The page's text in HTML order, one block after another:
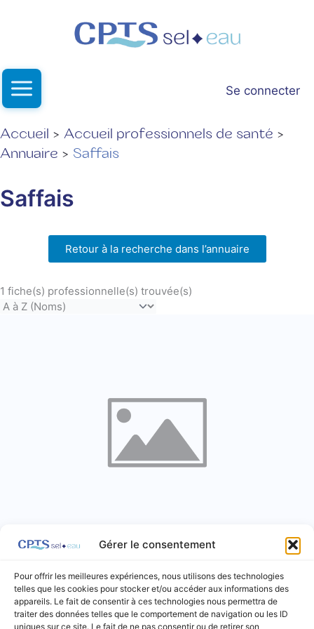
Gérer le consentement
Pour offrir les meilleures expériences, nous utilisons des technologies
telles que les cookies pour stocker et/ou accéder aux informations des
appareils. Le fait de consentir à ces technologies nous permettra de
traiter des données telles que le comportement de navigation ou les ID
uniques sur ce site. Le fait de ne pas consentir ou de retirer son
Se connecter
Accueil
Accueil professionnels de santé
Annuaire
Saffais
Saffais
Retour à la recherche dans l’annuaire
1 fiche(s) professionnelle(s) trouvée(s)
Mairies
Saffais